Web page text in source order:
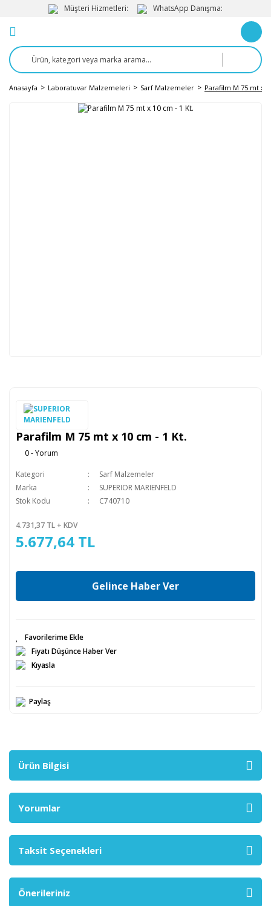
Müşteri Hizmetleri: WhatsApp Danışma:
Anasayfa Laboratuvar Malzemeleri Sarf Malzemeler Parafilm M 75 mt x
Parafilm M 75 mt x 10 cm - 1 Kt.
0 - Yorum
Kategori
Sarf Malzemeler
Marka
SUPERIOR MARIENFELD
Stok Kodu
C740710
4.731,37 TL + KDV
5.677,64 TL
Gelince Haber Ver
Fiyatı Düşünce Haber Ver
Kıyasla
Paylaş
Ürün Bilgisi
Yorumlar
Taksit Seçenekleri
Önerileriniz